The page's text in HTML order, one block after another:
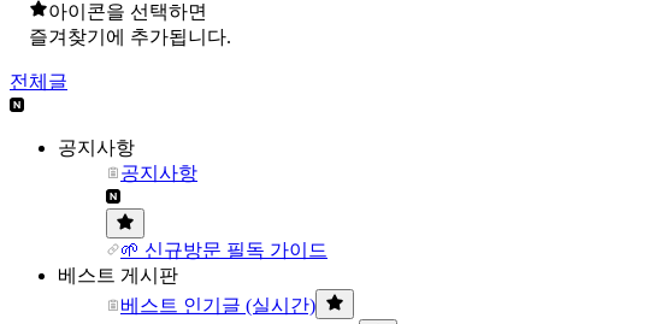
아이콘을 선택하면
즐겨찾기에 추가됩니다.
전체글
공지사항
공지사항
🌱 신규방문 필독 가이드
베스트 게시판
베스트 인기글 (실시간)